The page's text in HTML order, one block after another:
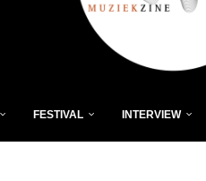
FESTIVAL INTERVIEW